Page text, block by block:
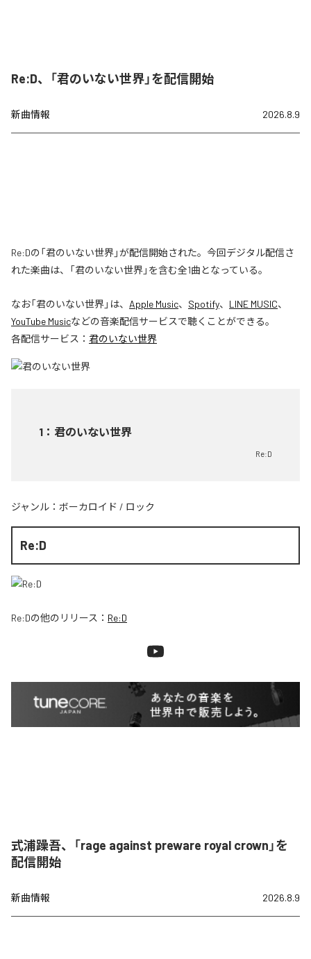
Re:D、「君のいない世界」を配信開始
新曲情報 2026.8.9
Re:Dの「君のいない世界」が配信開始された。今回デジタル配信さ
れた楽曲は、「君のいない世界」を含む全1曲となっている。
なお「君のいない世界」は、 Apple Music、 Spotify、 LINE MUSIC、
YouTube Musicなどの音楽配信サービスで聴くことができる。
各配信サービス： 君のいない世界
1 ： 君のいない世界
Re:D
ジャンル： ボーカロイド / ロック
Re:D
Re:Dの他のリリース： Re:D
式浦躁吾、「rage against preware royal crown」を
配信開始
新曲情報 2026.8.9